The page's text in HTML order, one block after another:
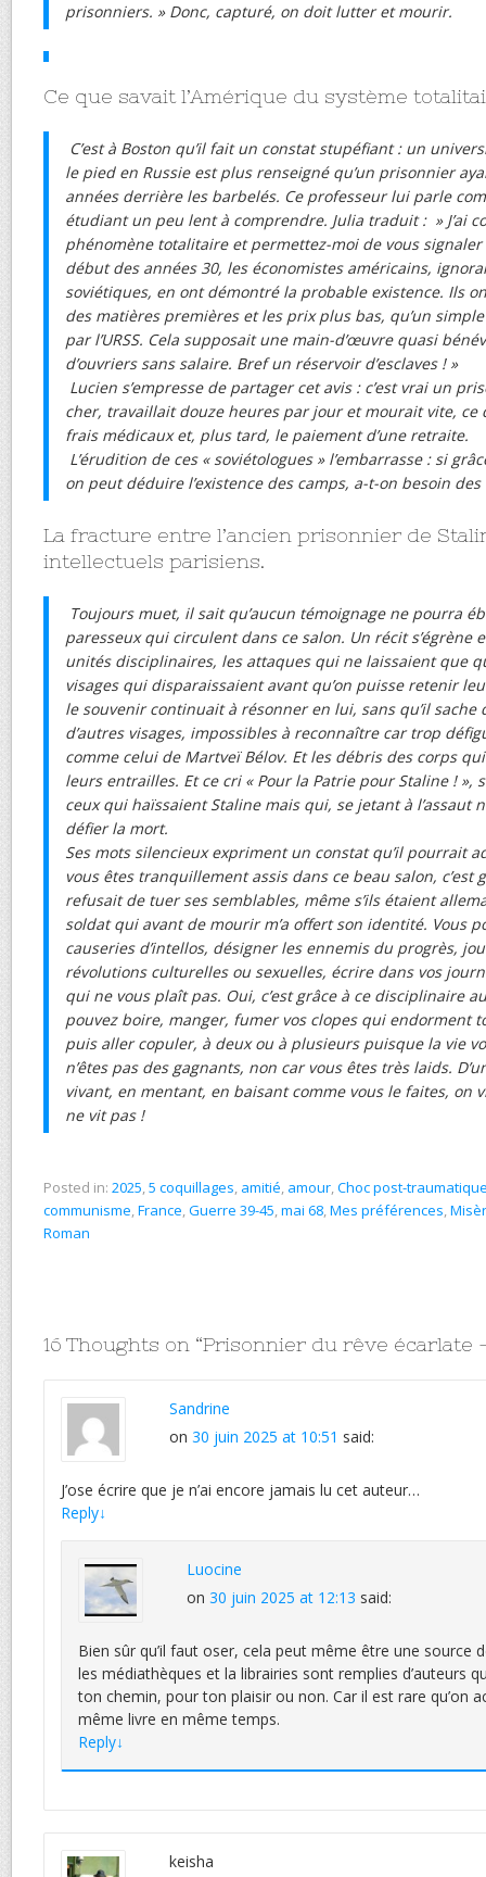
prisonniers. » Donc, capturé, on doit lutter et mourir.
Ce que savait l’Amérique du système
C’est à Boston qu’il fait un constat stupéfiant : un
le pied en Russie est plus renseigné qu’un prisonnier
années derrière les barbelés. Ce professeur lui parle
étudiant un peu lent à comprendre. Julia traduit : » J’ai
phénomène totalitaire et permettez-moi de vous
début des années 30, les économistes américains,
soviétiques, en ont démontré la probable existence. Ils
des matières premières et les prix plus bas, qu’un
par l’URSS. Cela supposait une main-d’œuvre quasi
d’ouvriers sans salaire. Bref un réservoir d’esclaves ! »
Lucien s’empresse de partager cet avis : c’est vrai un
cher, travaillait douze heures par jour et mourait vite, ce
frais médicaux et, plus tard, le paiement d’une retraite.
L’érudition de ces « soviétologues » l’embarrasse : si
on peut déduire l’existence des camps, a-t-on besoin
La fracture entre l’ancien prisonnier de
intellectuels parisiens.
Toujours muet, il sait qu’aucun témoignage ne pourra
paresseux qui circulent dans ce salon. Un récit s’égrène
unités disciplinaires, les attaques qui ne laissaient que
visages qui disparaissaient avant qu’on puisse retenir
le souvenir continuait à résonner en lui, sans qu’il sache
d’autres visages, impossibles à reconnaître car trop
comme celui de Martveï Bélov. Et les débris des corps
leurs entrailles. Et ce cri « Pour la Patrie pour Staline ! »,
ceux qui haïssaient Staline mais qui, se jetant à l’assaut
défier la mort.
Ses mots silencieux expriment un constat qu’il pourrait
vous êtes tranquillement assis dans ce beau salon, c’est
refusait de tuer ses semblables, même s’ils étaient
soldat qui avant de mourir m’a offert son identité. Vous
causeries d’intellos, désigner les ennemis du progrès,
révolutions culturelles ou sexuelles, écrire dans vos
qui ne vous plaît pas. Oui, c’est grâce à ce disciplinaire
pouvez boire, manger, fumer vos clopes qui endorment
puis aller copuler, à deux ou à plusieurs puisque la vie
n’êtes pas des gagnants, non car vous êtes très laids.
vivant, en mentant, en baisant comme vous le faites, on
ne vit pas !
Posted in: 2025,5 coquillages, amitié, amour,Choc post-
communisme,France,Guerre 39-45,mai 68,Mes préférences,
Roman
16 Thoughts on “Prisonnier du rêve écarlate
Sandrine
on 30 juin 2025 at 10:51 said:
J’ose écrire que je n’ai encore jamais lu cet auteur…
Reply↓
Luocine
on 30 juin 2025 at 12:13 said:
Bien sûr qu’il faut oser, cela peut même être une source
les médiathèques et la librairies sont remplies d’auteurs
ton chemin, pour ton plaisir ou non. Car il est rare qu’on
même livre en même temps.
Reply↓
keisha